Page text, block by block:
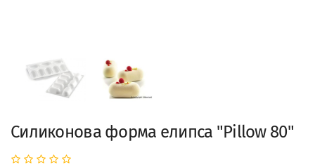
Силиконова форма елипса "Pillow 80"